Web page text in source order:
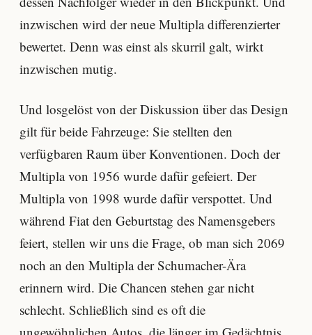
inzwischen wird der neue Multipla differenzierter
bewertet. Denn was einst als skurril galt, wirkt
inzwischen mutig.
Und losgelöst von der Diskussion über das Design
gilt für beide Fahrzeuge: Sie stellten den
verfügbaren Raum über Konventionen. Doch der
Multipla von 1956 wurde dafür gefeiert. Der
Multipla von 1998 wurde dafür verspottet. Und
während Fiat den Geburtstag des Namensgebers
feiert, stellen wir uns die Frage, ob man sich 2069
noch an den Multipla der Schumacher-Ära
erinnern wird. Die Chancen stehen gar nicht
schlecht. Schließlich sind es oft die